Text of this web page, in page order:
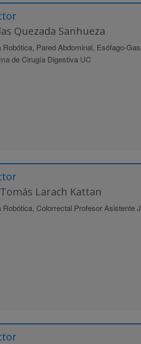
Quezada Sanhueza
Robótica, Pared Abdominal, Esófago-
de Cirugía Digestiva UC
Tomás Larach Kattan
Robótica, Colorrectal Profesor Asistente